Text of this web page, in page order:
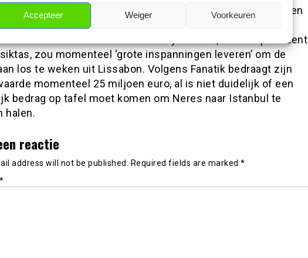
Accepteer Weiger Voorkeuren
Gabriel Paulista (Atlético Madrid), Rafa Silva (Benfica) en
(SS Lazio) al aangetrokken, maar Neres zou de
aanwinst moeten worden. Hüseyin Yücel, de vice-president
zou momenteel ‘grote inspanningen leveren’ om de
los te weken uit Lissabon. Volgens Fanatik bedraagt zijn
momenteel 25 miljoen euro, al is niet duidelijk of een
bedrag op tafel moet komen om Neres naar Istanbul te
halen.
reactie
address will not be published. Required fields are marked *
*